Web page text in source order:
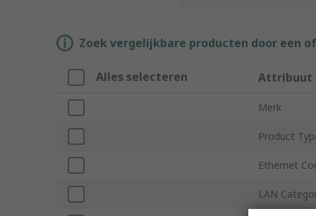
Zoek vergelijkbare producten door een
Alles selecteren Attribuut
Merk
Product
Ethernet
LAN